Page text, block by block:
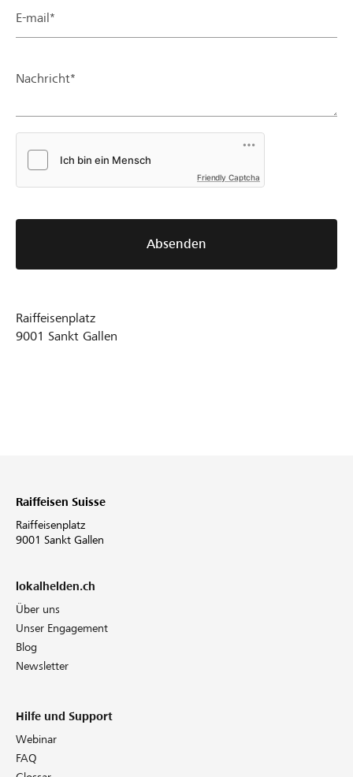
E-mail*
Nachricht*
Friendly Captcha
Absenden
Raiffeisenplatz
9001 Sankt Gallen
Raiffeisen Suisse
Raiffeisenplatz
9001 Sankt Gallen
lokalhelden.ch
Über uns
Unser Engagement
Blog
Newsletter
Hilfe und Support
Webinar
FAQ